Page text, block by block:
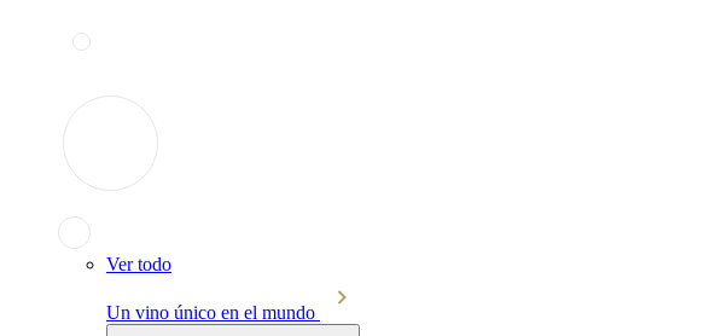
Ver todo
Un vino único en el mundo